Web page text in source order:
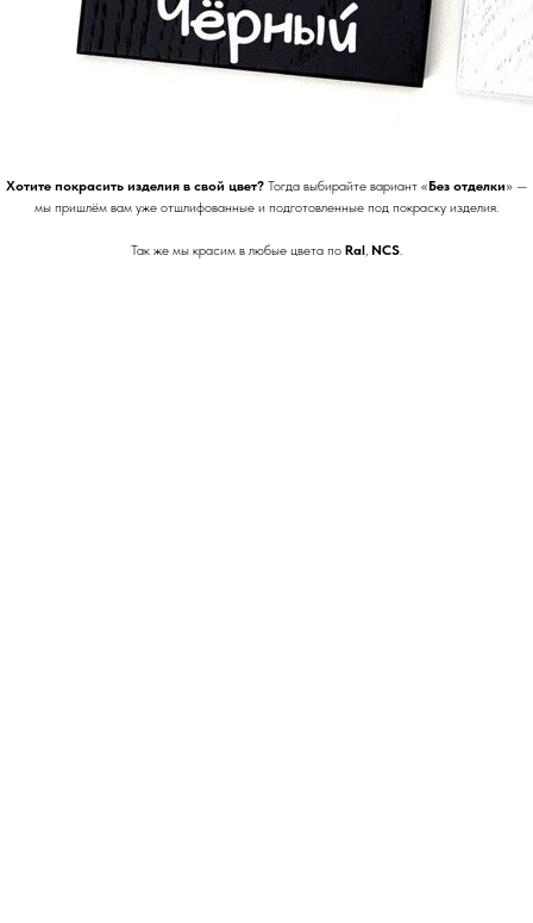
Хотите покрасить изделия в свой цвет? Тогда выбирайте вариант «Без отделки» —
мы пришлём вам уже отшлифованные и подготовленные под покраску изделия.
Так же мы красим в любые цвета по Ral, NCS.